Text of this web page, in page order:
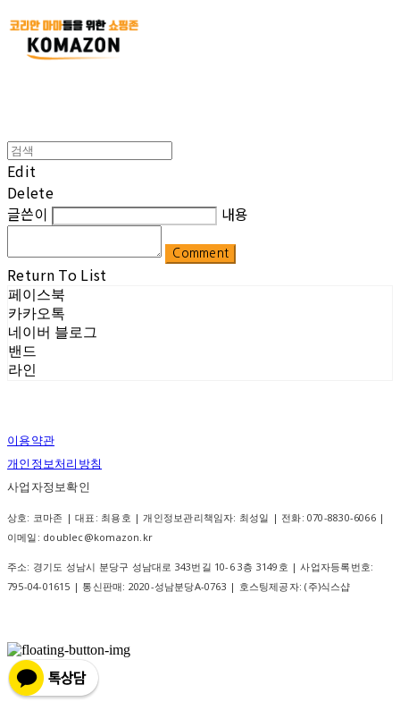
Edit
Delete
글쓴이
내용
Comment
Return To List
페이스북
카카오톡
네이버 블로그
밴드
라인
이용약관
개인정보처리방침
사업자정보확인
상호: 코마존 | 대표: 최용호 | 개인정보관리책임자: 최성일 | 전화: 070-8830-6066 |
이메일: doublec@komazon.kr
주소: 경기도 성남시 분당구 성남대로 343번길 10-6 3층 3149호 | 사업자등록번호:
795-04-01615 | 통신판매: 2020-성남분당A-0763 | 호스팅제공자: (주)식스샵